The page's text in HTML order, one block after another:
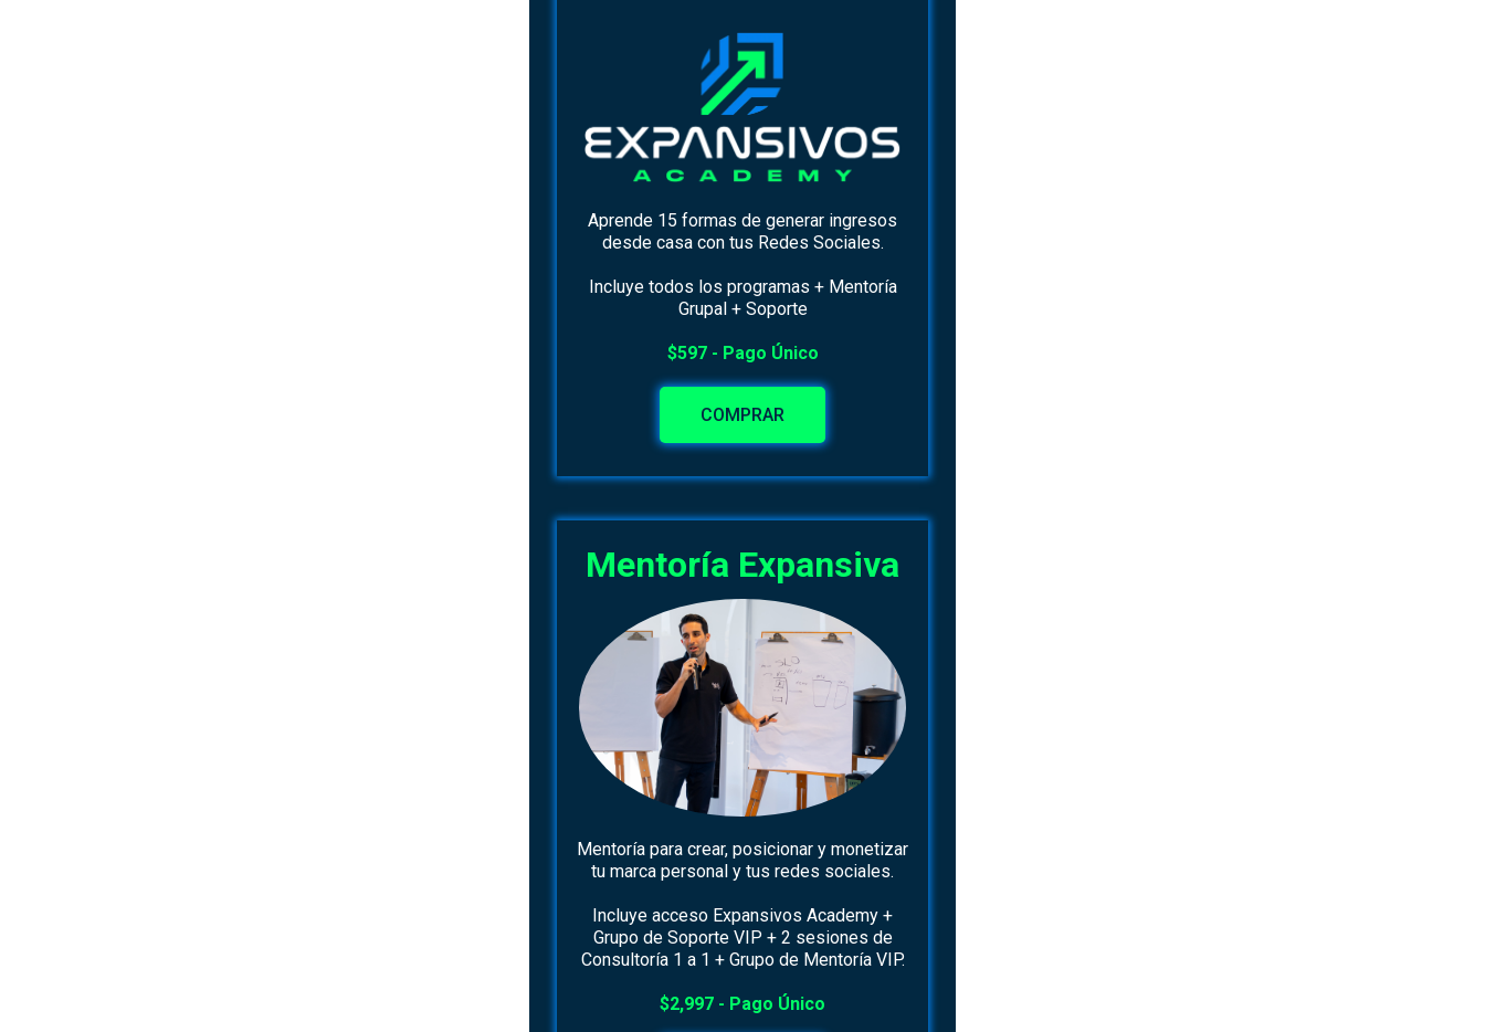
Aprende 15 formas de generar ingresos
desde casa con tus Redes Sociales.
Incluye todos los programas + Mentoría
Grupal + Soporte
$597 - Pago Único
COMPRAR
Mentoría Expansiva
Mentoría para crear, posicionar y monetizar
tu marca personal y tus redes sociales.
Incluye acceso Expansivos Academy +
Grupo de Soporte VIP + 2 sesiones de
Consultoría 1 a 1 + Grupo de Mentoría VIP.
$2,997 - Pago Único